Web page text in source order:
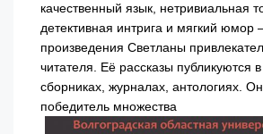
качественный язык, нетривиальная
детективная интрига и мягкий юмор
произведения Светланы
читателя. Её рассказы публикуются
сборниках, журналах, антологиях.
победитель множества